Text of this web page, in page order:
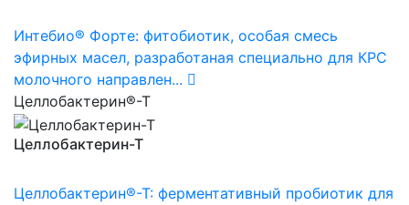
Интебио® Форте: фитобиотик, особая смесь
эфирных масел, разработаная специально для КРС
молочного направлен...
Целлобактерин®-Т
Целлобактерин-Т
Целлобактерин®-Т: ферментативный пробиотик для